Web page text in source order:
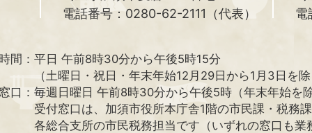
電話番号：0280-62-2111（代表）
電
間： 平日 午前8時30分から午後5時15分
（土曜日・祝日・年末年始12月29日から1月3日を
口： 毎週日曜日 午前8時30分から午後5時（年末年始を
受付窓口は、加須市役所本庁舎1階の市民課・税務
各総合支所の市民税務担当です（いずれの窓口も業